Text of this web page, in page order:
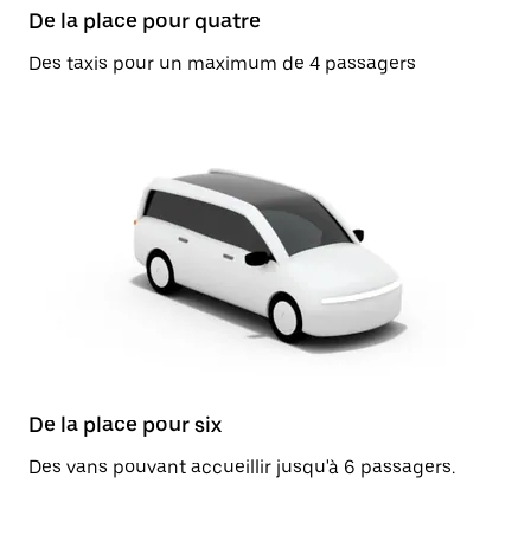
De la place pour quatre
Des taxis pour un maximum de 4 passagers
De la place pour six
Des vans pouvant accueillir jusqu'à 6 passagers.